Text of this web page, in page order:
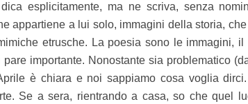
esplicitamente, ma ne scriva, senza
appartiene a lui solo, immagini della storia,
etrusche. La poesia sono le immagini,
pare importante. Nonostante sia problematico
è chiara e noi sappiamo cosa voglia
Se a sera, rientrando a casa, so che quel